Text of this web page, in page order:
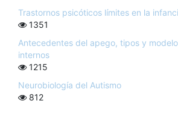
Trastornos psicóticos límites en la
1351
Antecedentes del apego, tipos y
internos
1215
Neurobiología del Autismo
812